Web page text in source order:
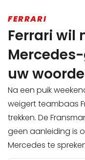
FERRARI
Ferrari wil
uw
Na een puik
weigert teambaas
trekken. De
geen aanleiding is
Mercedes te